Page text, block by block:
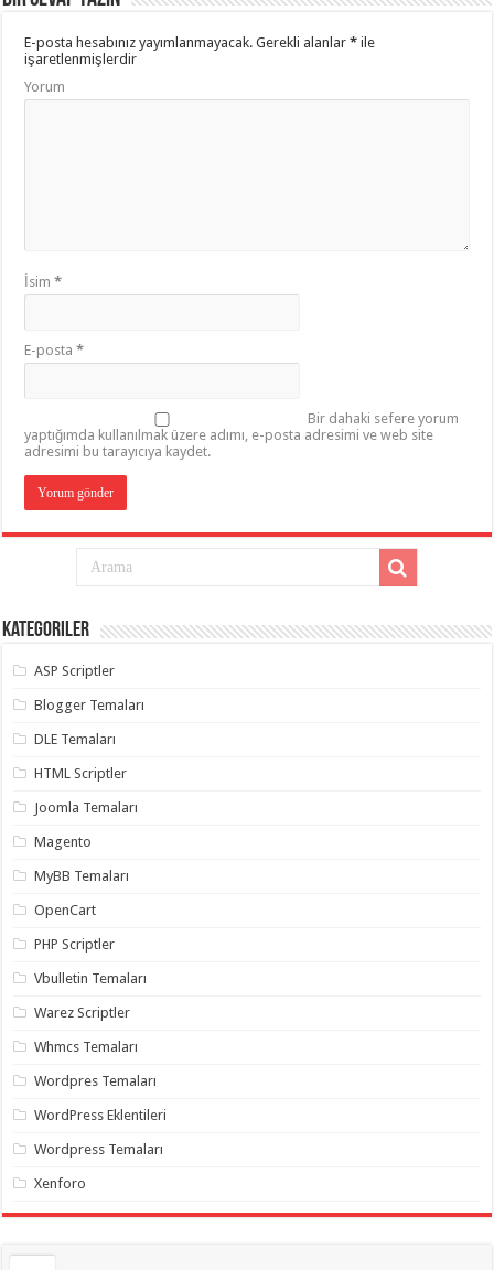
E-posta hesabınız yayımlanmayacak. Gerekli alanlar* ile
işaretlenmişlerdir
Yorum
İsim*
E-posta*
Bir dahaki sefere yorum
yaptığımda kullanılmak üzere adımı, e-posta adresimi ve web site
adresimi bu tarayıcıya kaydet.
Kategoriler
ASP Scriptler
Blogger Temaları
DLE Temaları
HTML Scriptler
Joomla Temaları
Magento
MyBB Temaları
OpenCart
PHP Scriptler
Vbulletin Temaları
Warez Scriptler
Whmcs Temaları
Wordpres Temaları
WordPress Eklentileri
Wordpress Temaları
Xenforo